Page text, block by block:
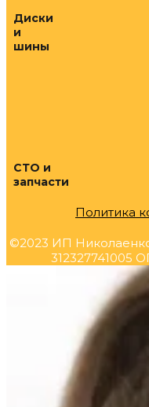
Диски
и
шины
СТО и
запчасти
Политика
©2023 ИП
312327741005